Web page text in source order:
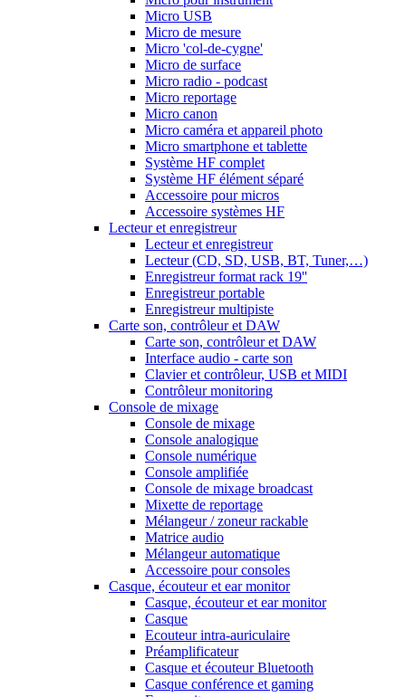
Micro USB
Micro de mesure
Micro 'col-de-cygne'
Micro de surface
Micro radio - podcast
Micro reportage
Micro canon
Micro caméra et appareil photo
Micro smartphone et tablette
Système HF complet
Système HF élément séparé
Accessoire pour micros
Accessoire systèmes HF
Lecteur et enregistreur
Lecteur et enregistreur
Lecteur (CD, SD, USB, BT, Tuner,…)
Enregistreur format rack 19''
Enregistreur portable
Enregistreur multipiste
Carte son, contrôleur et DAW
Carte son, contrôleur et DAW
Interface audio - carte son
Clavier et contrôleur, USB et MIDI
Contrôleur monitoring
Console de mixage
Console de mixage
Console analogique
Console numérique
Console amplifiée
Console de mixage broadcast
Mixette de reportage
Mélangeur / zoneur rackable
Matrice audio
Mélangeur automatique
Accessoire pour consoles
Casque, écouteur et ear monitor
Casque, écouteur et ear monitor
Casque
Ecouteur intra-auriculaire
Préamplificateur
Casque et écouteur Bluetooth
Casque conférence et gaming